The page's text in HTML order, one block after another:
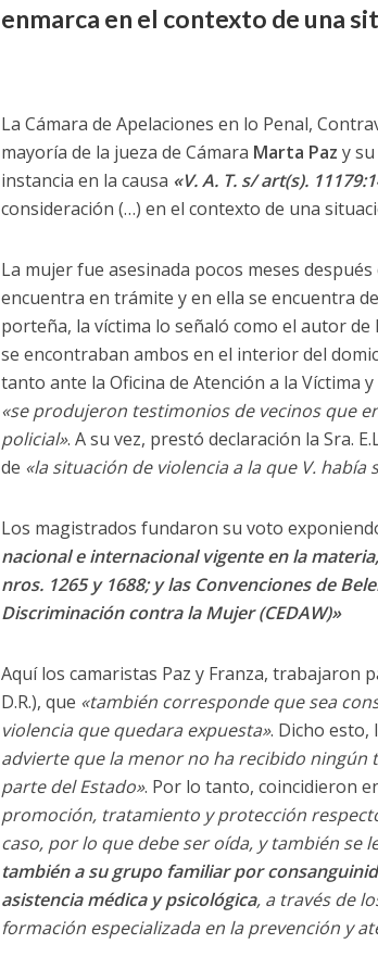
enmarca en el contexto de una
La Cámara de Apelaciones en lo Penal,
mayoría de la jueza de Cámara Marta Paz y
instancia en la causa «V. A. T. s/ art(s).
consideración (…) en el contexto de una
La mujer fue asesinada pocos meses
encuentra en trámite y en ella se encuentra
porteña, la víctima lo señaló como el autor
se encontraban ambos en el interior del
tanto ante la Oficina de Atención a la Víctima
«se produjeron testimonios de vecinos que
policial». A su vez, prestó declaración la Sra.
de «la situación de violencia a la que V.
Los magistrados fundaron su voto
nacional e internacional vigente en la
nros. 1265 y 1688; y las Convenciones de
Discriminación contra la Mujer (CEDAW)»
Aquí los camaristas Paz y Franza, trabajaron
D.R.), que «también corresponde que sea
violencia que quedara expuesta». Dicho
advierte que la menor no ha recibido
parte del Estado». Por lo tanto, coincidieron
promoción, tratamiento y protección
caso, por lo que debe ser oída, y también se
también a su grupo familiar por
asistencia médica y psicológica, a través de
formación especializada en la prevención y